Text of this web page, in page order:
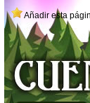
Añadir esta